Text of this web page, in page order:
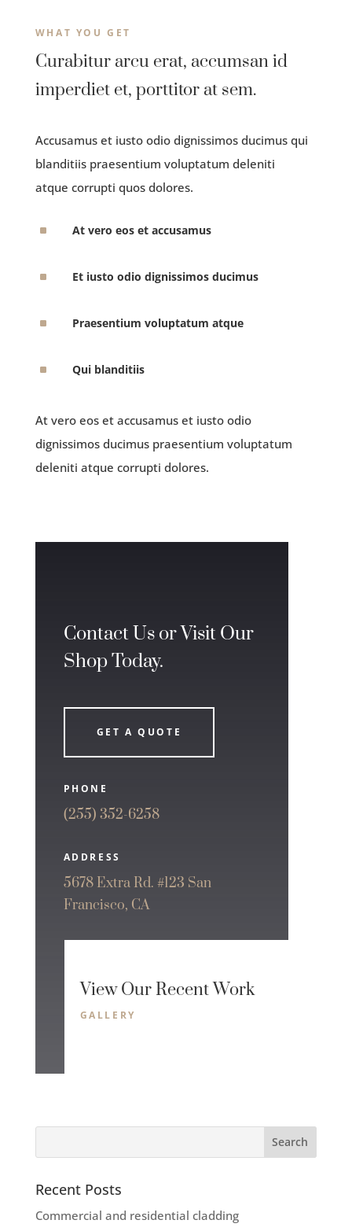
WHAT YOU GET
Curabitur arcu erat, accumsan id
imperdiet et, porttitor at sem.
Accusamus et iusto odio dignissimos ducimus qui
blanditiis praesentium voluptatum deleniti
atque corrupti quos dolores.
^ At vero eos et accusamus
^ Et iusto odio dignissimos ducimus
^ Praesentium voluptatum atque
^ Qui blanditiis
At vero eos et accusamus et iusto odio
dignissimos ducimus praesentium voluptatum
deleniti atque corrupti dolores.
Contact Us or Visit Our
Shop Today.
GET A QUOTE
PHONE
(255) 352-6258
ADDRESS
5678 Extra Rd. #123 San
Francisco, CA
View Our Recent Work
GALLERY
Recent Posts
Commercial and residential cladding